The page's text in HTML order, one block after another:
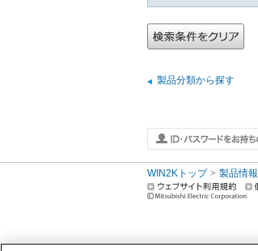
製品分類から探す
WIN2Kトップ 製品情報